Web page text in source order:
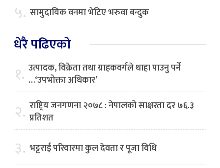
५. सामुदायिक वनमा भेटिए भरुवा बन्दुक
धेरै पढिएको
१. उत्पादक, विक्रेता तथा ग्राहकवर्गले थाहा पाउनु पर्ने
…‘उपभोक्ता अधिकार’
२. राष्ट्रिय जनगणना २०७८ : नेपालको साक्षरता दर ७६.३
प्रतिशत
३. भट्टराई परिवारमा कुल देवता र पूजा विधि